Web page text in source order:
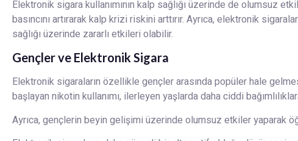
Elektronik sigara kullanımının kalp sağlığı üzerinde de olumsuz
basıncını artırarak kalp krizi riskini arttırır. Ayrıca, elektronik
sağlığı üzerinde zararlı etkileri olabilir.
Gençler ve Elektronik Sigara
Elektronik sigaraların özellikle gençler arasında popüler hale
başlayan nikotin kullanımı, ilerleyen yaşlarda daha ciddi
Ayrıca, gençlerin beyin gelişimi üzerinde olumsuz etkiler yaparak